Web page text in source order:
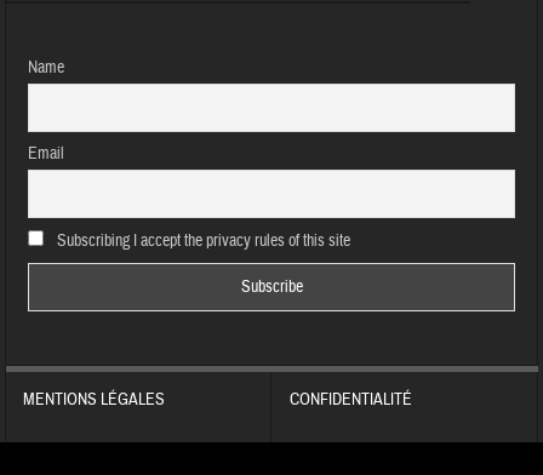
Name
Email
Subscribing I accept the privacy rules of this site
MENTIONS LÉGALES CONFIDENTIALITÉ